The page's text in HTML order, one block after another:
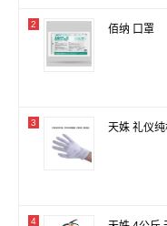
2 佰纳 口罩
3 天姝 礼仪
4